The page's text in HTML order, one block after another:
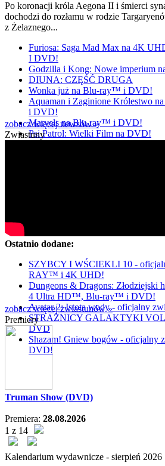
Po koronacji króla Aegona II i śmierci
dochodzi do rozłamu w rodzie
z Żelaznego...
Furiosa: Saga Mad Max na 4K
I DVD!
Godzilla i Kong: Nowe imperium
DIUNA: CZĘŚĆ DRUGA
Wonka już na Blu-ray™ i DVD!
Aquaman i Zaginione Królestwo
i DVD!
Marvels na Blu-ray™ i DVD!
Psi Patrol: Wielki Film na DVD!
zobacz więcej newsów »
Zwiastuny
Ostatnio dodane:
SZYBCY I WŚCIEKLI 10 -
RAY™ i 4K UHD!
Dungeons & Dragons: Złodziejski
4 Ultra HD™, Blu-ray™ i DVD!
Avatar 2: Istota wody - oficjalny
STRAŻNICY GALAKTYKI VOL
DVD
Shazam! Gniew bogów - oficjalny
DVD!
zobacz więcej zwiastunów »
Premiery
Truman Show (DVD)
Premiera: 28.08.2026
1 z 14
Kalendarium wydawnicze - sierpień 2026